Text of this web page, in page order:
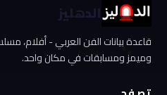
الدهليز
قاعدة بيانات الفن العربي - أفلام،
وميمز ومسابقات في مكان واحد.